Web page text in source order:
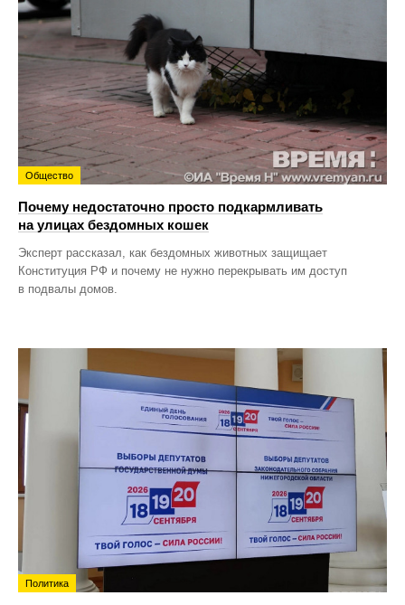
Общество
Почему недостаточно просто подкармливать
на улицах бездомных кошек
Эксперт рассказал, как бездомных животных защищает
Конституция РФ и почему не нужно перекрывать им доступ
в подвалы домов.
Политика